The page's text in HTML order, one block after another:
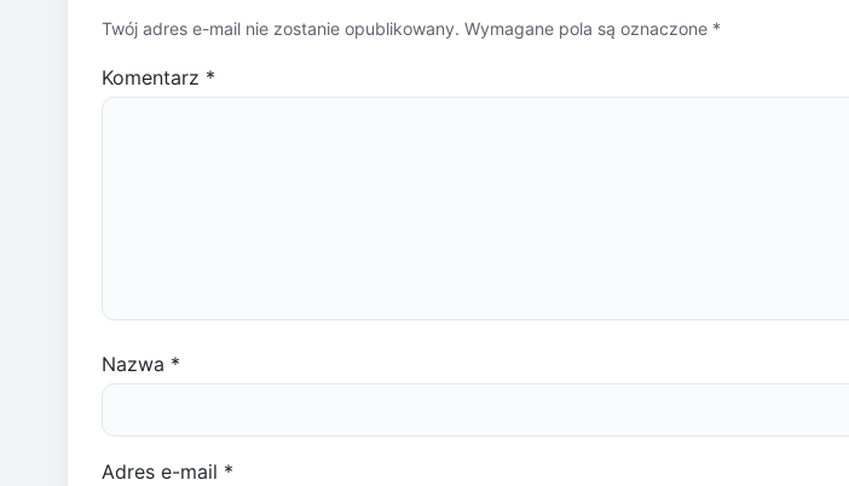
Twój adres e-mail nie zostanie opublikowany. Wymagane pola są oznaczone *
Komentarz *
Nazwa *
Adres e-mail *